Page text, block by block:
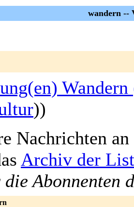
wandern --
))
Nachrichten an
Archiv der
Abonnenten